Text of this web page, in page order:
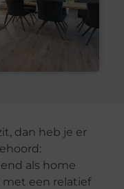
dan heb je er
als home
met een relatief